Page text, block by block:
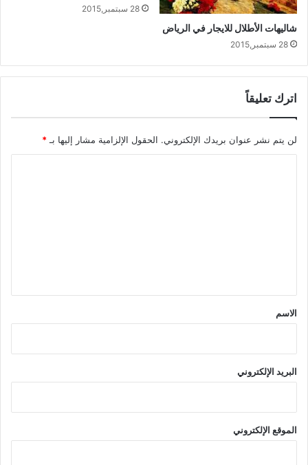
شاليهات الأطلال للايجار في الرياض
28 سبتمبر,2015
28 سبتمبر,2015
اترك تعليقاً
لن يتم نشر عنوان بريدك الإلكتروني. الحقول الإلزامية مشار إليها بـ *
*
الاسم
البريد الإلكتروني
الموقع الإلكتروني